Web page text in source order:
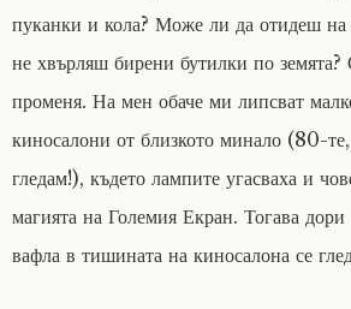
пуканки и кола? Може ли да отидеш на
не хвърляш бирени бутилки по земята?
променя. На мен обаче ми липсват
киносалони от близкото минало (80-
гледам!), където лампите угасваха и
магията на Големия Екран. Тогава
вафла в тишината на киносалона се